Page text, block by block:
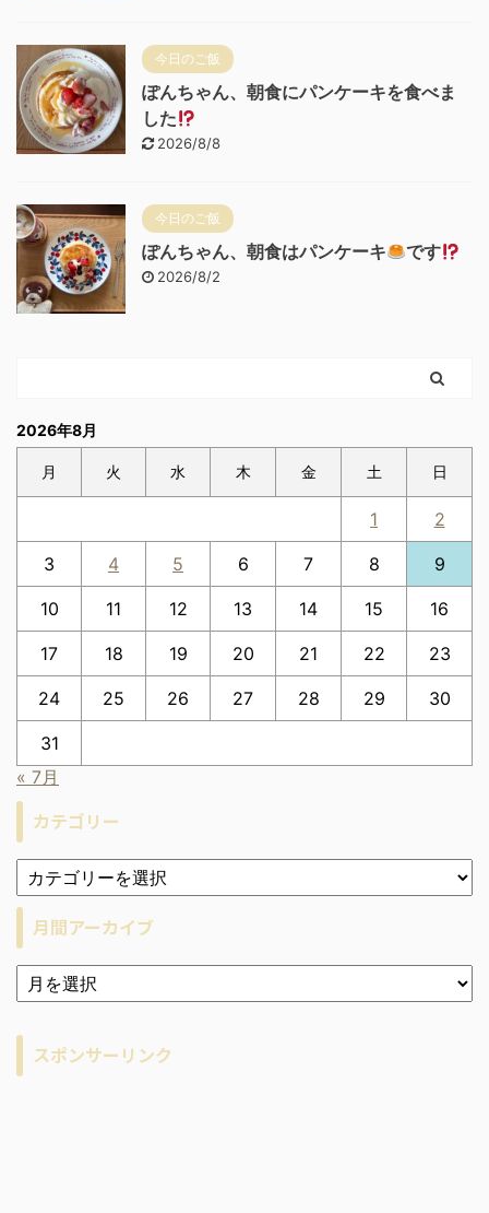
今日のご飯
ぽんちゃん、朝食にパンケーキを食べま
した
2026/8/8
今日のご飯
ぽんちゃん、朝食はパンケーキ です
2026/8/2
2026年8月
月 火 水 木 金 土 日
1 2
3 4 5 6 7 8 9
10 11 12 13 14 15 16
17 18 19 20 21 22 23
24 25 26 27 28 29 30
31
« 7月
カテゴリー
月間アーカイブ
ア
ー
ブ
スポンサーリンク